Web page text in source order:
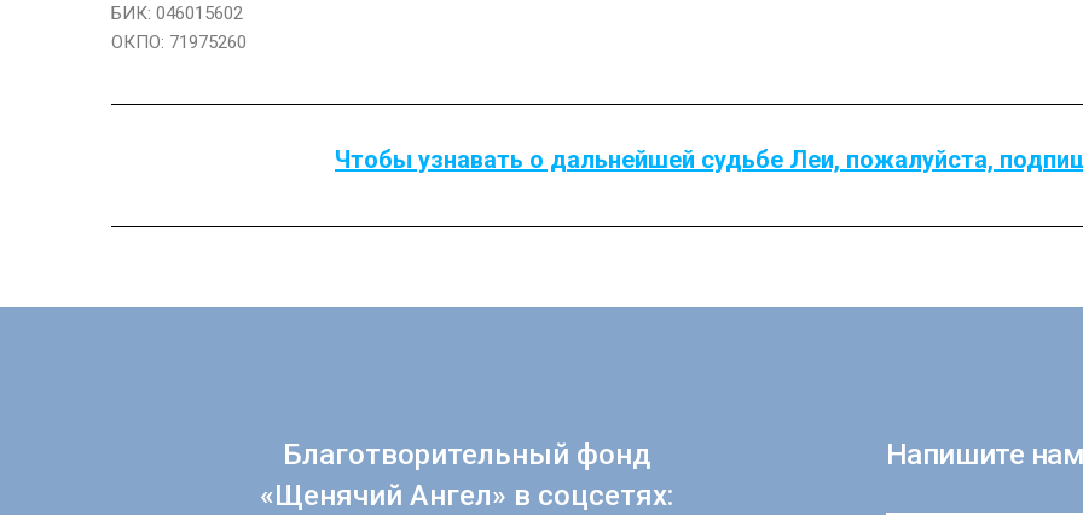
БИК: 046015602
ОКПО: 71975260
Чтобы узнавать о дальнейшей судьбе Леи, пожалуйста,
Благотворительный фонд
«Щенячий Ангел» в соцсетях:
Напишите